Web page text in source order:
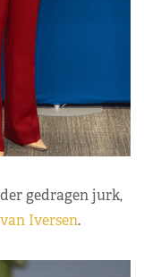
gedragen jurk,
Iversen.